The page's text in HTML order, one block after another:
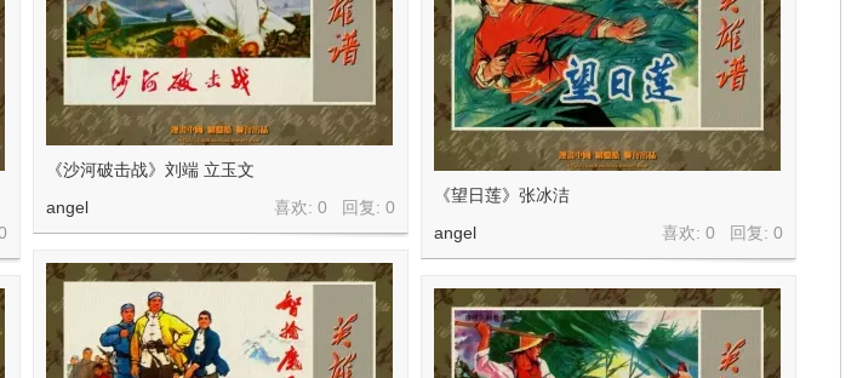
《沙河破击战》刘端 立玉文
喜欢: 0 回复:0
angel
《望日莲》张冰洁
喜欢: 0 回复:0
angel